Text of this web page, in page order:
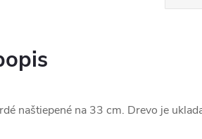
naštiepené na 33 cm. Drevo je